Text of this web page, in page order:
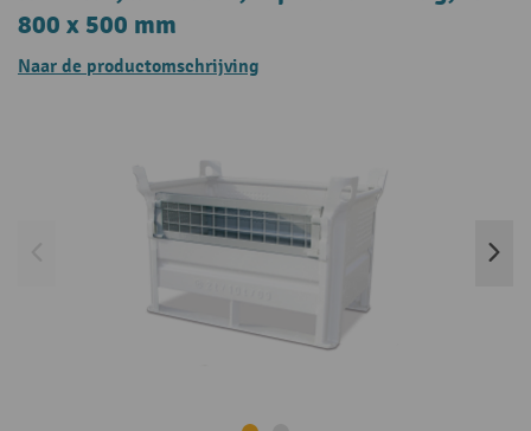
800 x 500 mm
Naar de productomschrijving